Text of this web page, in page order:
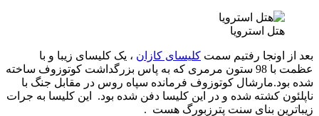
هتل استرویا
بعد از اونجا رفتیم سمت کلیسای کازان ، یک کلیسای زیبا و با
عظمت با 98 ستون مرمری که به پاس بزرگداشت کوتوزوف ساخته
شده بود.مارشال کوتوزوف فرمانده سپاه روس در مقابل جنگ با
ناپلئون کشته شده و در این کلیسا دفن شده بود. این کلیسا به جرات
زیباترین بنای سنت پترزبورگ هست .